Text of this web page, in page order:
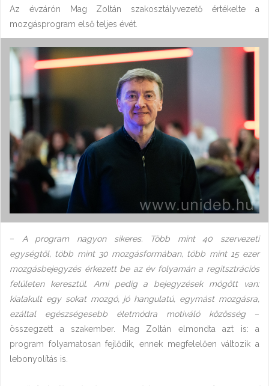
Az évzárón Mag Zoltán szakosztályvezető értékelte a
mozgásprogram első teljes évét.
– A program nagyon sikeres. Több mint 40 szervezeti
egységtől, több mint 30 mozgásformában, több mint 15 ezer
mozgásbejegyzés érkezett be az év folyamán a regitsztrációs
felületen keresztül. Ami pedig a bejegyzések mögött van:
kialakult egy sokat mozgó, jó hangulatú, egymást mozgásra,
ezáltal egészségesebb életmódra motiváló közösség–
összegzett a szakember. Mag Zoltán elmondta azt is: a
program folyamatosan fejlődik, ennek megfelelően változik a
lebonyolítás is.